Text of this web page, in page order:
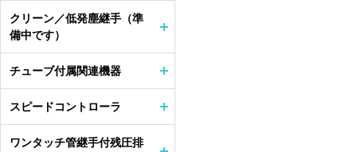
クリーン／低発塵継手（準
備中です）
チューブ付属関連機器
スピードコントローラ
ワンタッチ管継手付残圧排